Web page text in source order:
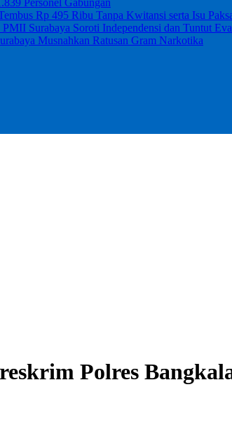
Rp 495 Ribu Tanpa Kwitansi serta Isu
Surabaya Soroti Independensi dan Tuntut
Musnahkan Ratusan Gram Narkotika
Polres